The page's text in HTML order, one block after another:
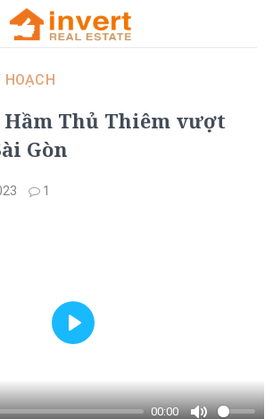
HOẠCH
Hầm Thủ Thiêm vượt
Gòn
1
00:00
Play